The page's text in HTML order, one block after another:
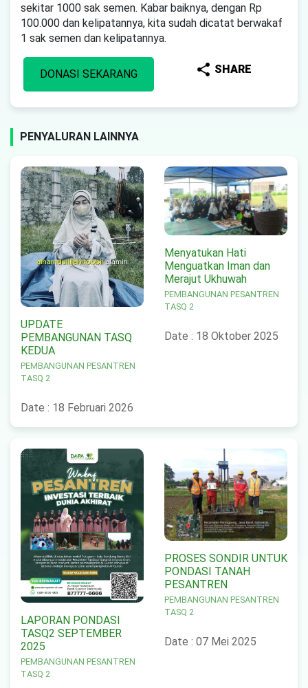
sekitar 1000 sak semen. Kabar baiknya, dengan Rp
100.000 dan kelipatannya, kita sudah dicatat berwakaf
1 sak semen dan kelipatannya.
DONASI SEKARANG share SHARE
PENYALURAN LAINNYA
UPDATE
PEMBANGUNAN TASQ
KEDUA
PEMBANGUNAN PESANTREN
TASQ 2
Date : 18 Februari 2026
Menyatukan Hati
Menguatkan Iman dan
Merajut Ukhuwah
PEMBANGUNAN PESANTREN
TASQ 2
Date : 18 Oktober 2025
LAPORAN PONDASI
TASQ2 SEPTEMBER
2025
PEMBANGUNAN PESANTREN
TASQ 2
PROSES SONDIR UNTUK
PONDASI TANAH
PESANTREN
PEMBANGUNAN PESANTREN
TASQ 2
Date : 07 Mei 2025